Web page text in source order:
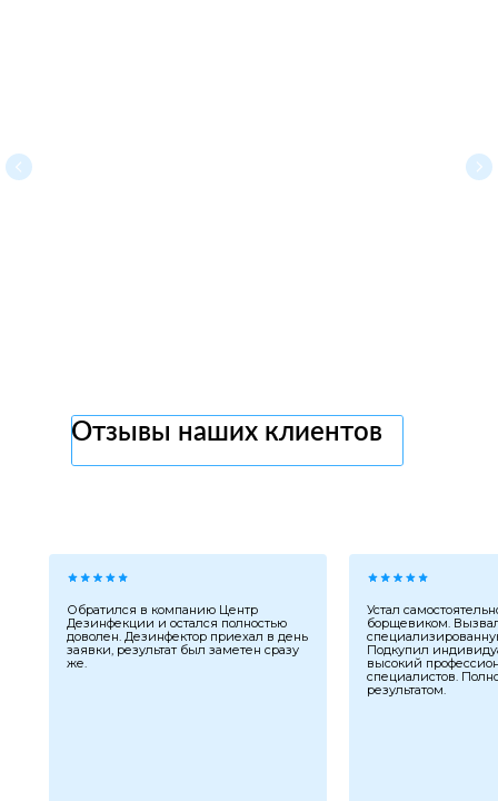
Отзывы наших клиентов
Обратился в компанию Центр
Дезинфекции и остался полностью
доволен. Дезинфектор приехал в день
заявки, результат был заметен сразу
же.
Устал
борщевиком.
Подкупил
высокий
специалистов.
результатом.